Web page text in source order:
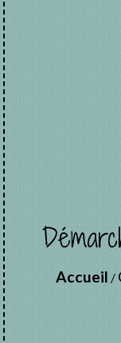
Accueil /